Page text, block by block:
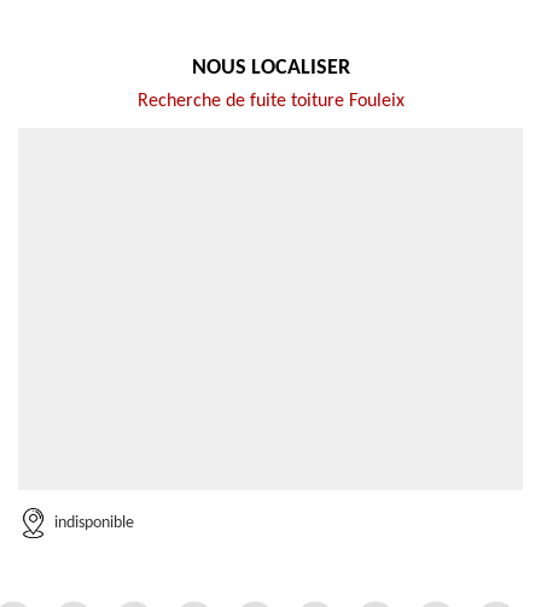
NOUS LOCALISER
Recherche de fuite toiture Fouleix
indisponible